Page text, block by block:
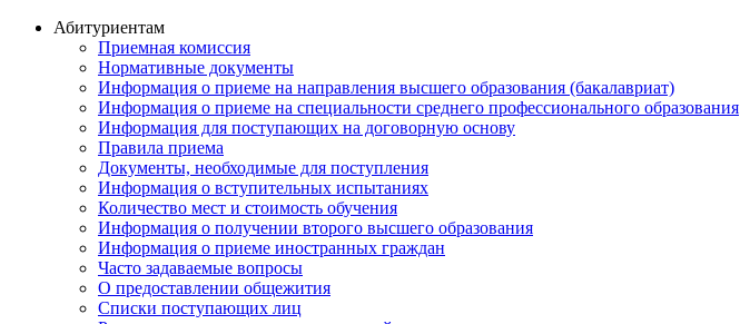
Абитуриентам
Приемная комиссия
Нормативные документы
Информация о приеме на направления высшего образования (бакалавриат)
Информация о приеме на специальности среднего профессионального образования
Информация для поступающих на договорную основу
Правила приема
Документы, необходимые для поступления
Информация о вступительных испытаниях
Количество мест и стоимость обучения
Информация о получении второго высшего образования
Информация о приеме иностранных граждан
Часто задаваемые вопросы
О предоставлении общежития
Списки поступающих лиц